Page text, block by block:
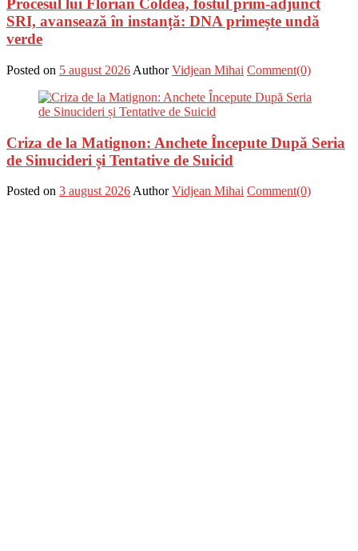
Procesul lui Florian Coldea, fostul prim-adjunct
SRI, avansează în instanță: DNA primește undă
verde
Posted on 5 august 2026 Author Vidjean Mihai Comment(0)
Criza de la Matignon: Anchete Începute După Seria
de Sinucideri și Tentative de Suicid
Posted on 3 august 2026 Author Vidjean Mihai Comment(0)